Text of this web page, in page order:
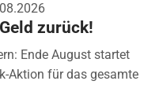
zurück!
Ende August startet
Aktion für das gesamte